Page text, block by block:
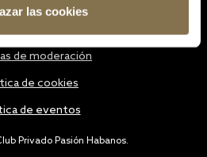
las cookies
Privado Pasión Habanos.
de moderación
de cookies
de eventos